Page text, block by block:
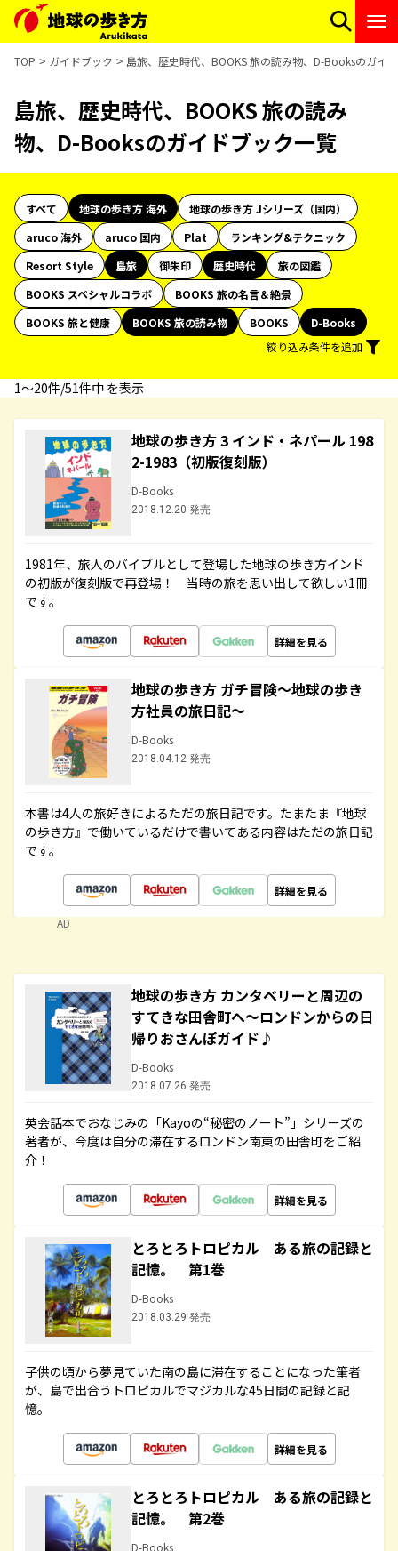
TOP ガイドブック 島旅、歴史時代、BOOKS 旅の読み物、D-Booksのガイ
島旅、歴史時代、BOOKS 旅の読み
物、D-Booksのガイドブック一覧
すべて 地球の歩き方 海外
地球の歩き方 Jシリーズ（国内）
aruco 海外
aruco 国内 Plat
ランキング&テクニック
Resort Style
島旅 御朱印 歴史時代
旅の図鑑
BOOKS スペシャルコラボ
BOOKS 旅の名言＆絶景
BOOKS 旅と健康
BOOKS 旅の読み物 BOOKS
D-Books
絞り込み条件を追加
1〜20件/51件中 を表示
地球の歩き方 3 インド・ネパール 198
2-1983（初版復刻版）
D-Books
2018.12.20 発売
1981年、旅人のバイブルとして登場した地球の歩き方インド
の初版が復刻版で再登場！ 当時の旅を思い出して欲しい1冊
です。
詳細を見る
地球の歩き方 ガチ冒険～地球の歩き
方社員の旅日記～
D-Books
2018.04.12 発売
本書は4人の旅好きによるただの旅日記です。たまたま『地球
の歩き方』で働いているだけで書いてある内容はただの旅日記
です。
詳細を見る
AD
地球の歩き方 カンタベリーと周辺の
すてきな田舎町へ～ロンドンからの日
帰りおさんぽガイド♪
D-Books
2018.07.26 発売
英会話本でおなじみの「Kayoの“秘密のノート”」シリーズの
著者が、今度は自分の滞在するロンドン南東の田舎町をご紹
介！
詳細を見る
とろとろトロピカル ある旅の記録と
記憶。 第1巻
D-Books
2018.03.29 発売
子供の頃から夢見ていた南の島に滞在することになった筆者
が、島で出合うトロピカルでマジカルな45日間の記録と記
憶。
詳細を見る
とろとろトロピカル ある旅の記録と
記憶。 第2巻
D-Books